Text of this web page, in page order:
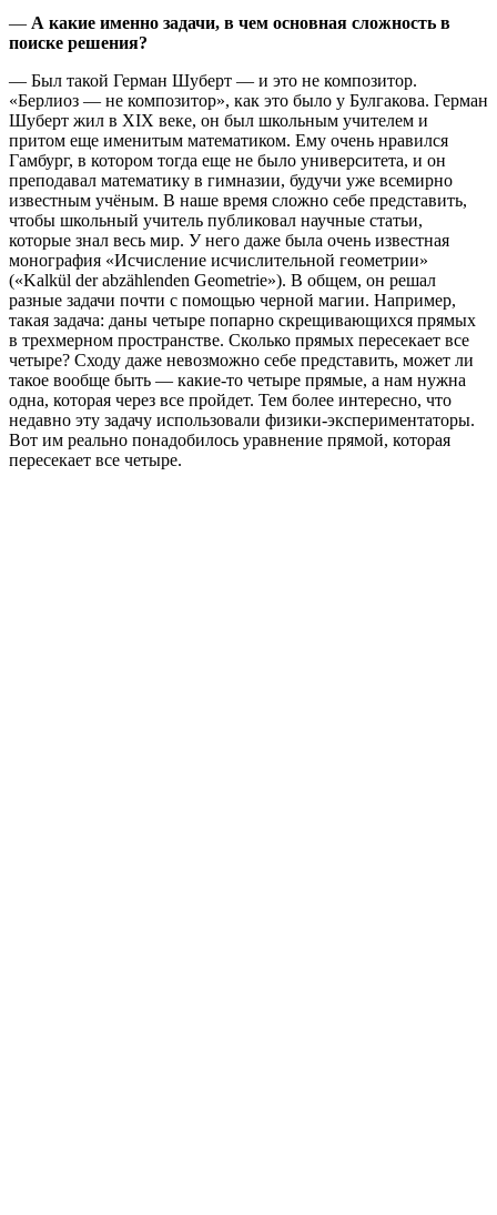
— А какие именно задачи, в чем основная сложность в
поиске решения?
— Был такой Герман Шуберт — и это не композитор.
«Берлиоз — не композитор», как это было у Булгакова. Герман
Шуберт жил в XIX веке, он был школьным учителем и
притом еще именитым математиком. Ему очень нравился
Гамбург, в котором тогда еще не было университета, и он
преподавал математику в гимназии, будучи уже всемирно
известным учёным. В наше время сложно себе представить,
чтобы школьный учитель публиковал научные статьи,
которые знал весь мир. У него даже была очень известная
монография «Исчисление исчислительной геометрии»
(«Kalkül der abzählenden Geometrie»). В общем, он решал
разные задачи почти с помощью черной магии. Например,
такая задача: даны четыре попарно скрещивающихся прямых
в трехмерном пространстве. Сколько прямых пересекает все
четыре? Сходу даже невозможно себе представить, может ли
такое вообще быть — какие-то четыре прямые, а нам нужна
одна, которая через все пройдет. Тем более интересно, что
недавно эту задачу использовали физики-экспериментаторы.
Вот им реально понадобилось уравнение прямой, которая
пересекает все четыре.